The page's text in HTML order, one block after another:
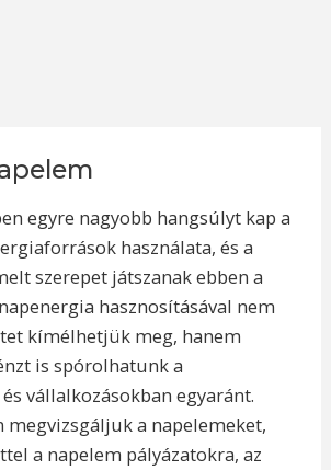
egyre nagyobb hangsúlyt kap a
használata, és a
szerepet játszanak ebben a
hasznosításával nem
kímélhetjük meg, hanem
is spórolhatunk a
vállalkozásokban egyaránt.
megvizsgáljuk a napelemeket,
a napelem pályázatokra, az